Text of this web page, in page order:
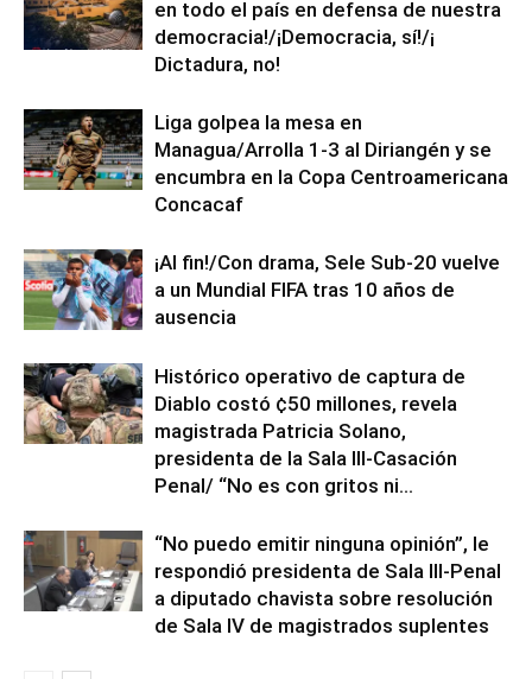
en todo el país en defensa de nuestra
democracia!/¡Democracia, sí!/¡
Dictadura, no!
Liga golpea la mesa en
Managua/Arrolla 1-3 al Diriangén y se
encumbra en la Copa Centroamericana
Concacaf
¡Al fin!/Con drama, Sele Sub-20 vuelve
a un Mundial FIFA tras 10 años de
ausencia
Histórico operativo de captura de
Diablo costó ¢50 millones, revela
magistrada Patricia Solano,
presidenta de la Sala III-Casación
Penal/ “No es con gritos ni...
“No puedo emitir ninguna opinión”, le
respondió presidenta de Sala III-Penal
a diputado chavista sobre resolución
de Sala IV de magistrados suplentes